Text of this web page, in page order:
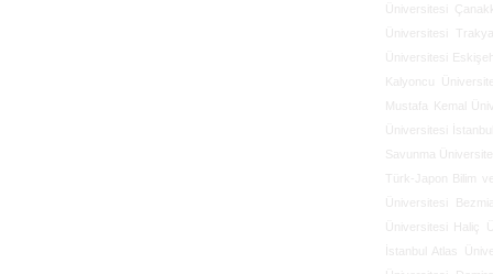
Üniversitesi
Üniversitesi
Üniversitesi
Kalyoncu
Mustafa Kemal
Üniversitesi
Savunma
Türk-Japon Bilim
Üniversitesi
Üniversitesi
Haliç
İstanbul Atlas